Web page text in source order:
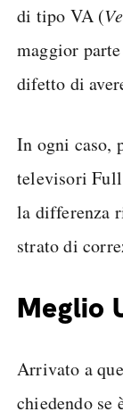
di tipo VA (
maggior
difetto di
In ogni caso,
televisori
la differenza
strato di
Meglio
Arrivato a
chiedendo se